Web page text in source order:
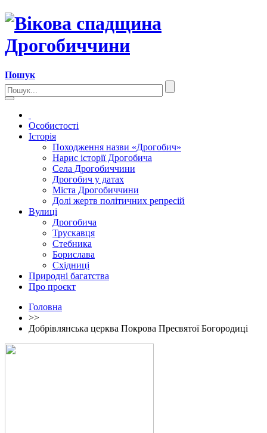
Пошук
Особистості
Історія
Походження назви «Дрогобич»
Нарис історії Дрогобича
Села Дрогобиччини
Дрогобич у датах
Міста Дрогобиччини
Долі жертв політичних репресій
Вулиці
Дрогобича
Трускавця
Стебника
Борислава
Східниці
Природні багатства
Про проєкт
Головна
>>
Добрівлянська церква Покрова Пресвятої Богородиці